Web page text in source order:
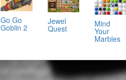
Go Go
Goblin 2
Jewel
Quest
Mind
Your
Marbles